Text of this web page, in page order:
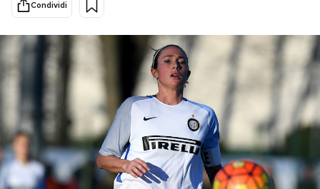
Internet
Scienza
Cultura
Economia
Media
Europa
Altrecose
Mondiali calcio 2026
PODCAST
Condividi